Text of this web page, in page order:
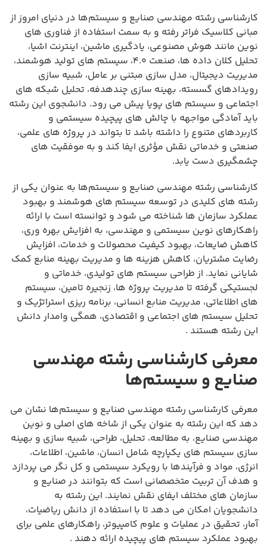
کارشناسی رشته مهندسی صنایع و سیستم‌ها در دنیای امروز از
مبانی کلاسیک فراتر رفته و به سمت استفاده از فناوری های
نوین مانند هوش مصنوعی، یادگیری ماشین، اینترنت اشیا،
تحلیل کلان داده ها، صنعت ۴.۰، سیستم های تولید هوشمند،
مدیریت دیجیتال، مدل سازی مبتنی بر عامل، شبیه سازی
رویدادهای گسسته، بهینه سازی چندهدفه، تحلیل شبکه های
اجتماعی و سیستم های پویا پیش می رود. دانشجوی این رشته
باید آمادگی مواجهه با چالش های پیچیده سیستمی و
کاربردهای متنوع را داشته باشد تا بتواند در پروژه های علمی،
صنعتی و خدماتی نقش مؤثری ایفا کند و به موفقیت های
چشمگیری دست یابد.
کارشناسی رشته مهندسی صنایع و سیستم‌ها به عنوان یکی از
رشته های کلیدی در توسعه سیستم های هوشمند و بهبود
عملکرد سازمان ها شناخته می شود و توانسته است با ارائه
راهکارهای نوین سیستمی و مهندسی، به افزایش بهره وری،
کاهش ضایعات، بهبود کیفیت محصولات و خدمات، افزایش
رضایت مشتریان، کاهش هزینه ها و مدیریت بهینه منابع کمک
شایانی نماید. از طراحی سیستم های تولیدی، خدماتی و
لجستیکی گرفته تا مدیریت پروژه ها، زنجیره تامین، سیستم
های اطلاعاتی، مدیریت منابع انسانی، برنامه ریزی استراتژیک و
تحلیل سیستم های اجتماعی و اقتصادی، همگی وامدار دانش
این رشته هستند .
معرفی کارشناسی رشته مهندسی
صنایع و سیستم‌ها
معرفی کارشناسی رشته مهندسی صنایع و سیستم‌ها نشان می
دهد که این رشته به عنوان یکی از شاخه های اصلی و نوین
مهندسی صنایع، به مطالعه، تحلیل، طراحی، شبیه سازی و بهینه
سازی سیستم های یکپارچه شامل انسان، ماشین، اطلاعات،
انرژی، مواد و فرآیندها با رویکرد سیستمی و کل نگر می پردازد
و هدف آن تربیت متخصصانی است که بتوانند در صنایع و
سازمان های مختلف ایفای نقش نمایند. این رشته به
دانشجویان امکان می دهد تا با استفاده از دانش ریاضیات،
آمار، تحقیق در عملیات و علوم کامپیوتر، راهکارهای علمی برای
بهبود عملکرد سیستم های پیچیده ارائه دهند .